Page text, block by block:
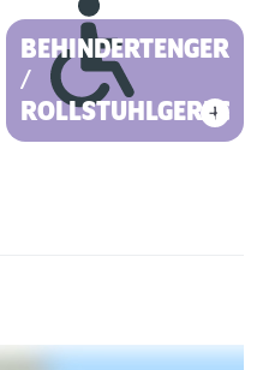
/
ROLLSTUHLGERECHT